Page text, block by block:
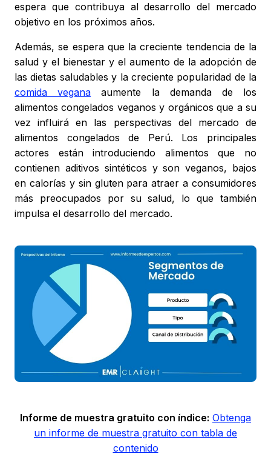
espera que contribuya al desarrollo del mercado
objetivo en los próximos años.
Además, se espera que la creciente tendencia de la
salud y el bienestar y el aumento de la adopción de
las dietas saludables y la creciente popularidad de la
comida vegana aumente la demanda de los
alimentos congelados veganos y orgánicos que a su
vez influirá en las perspectivas del mercado de
alimentos congelados de Perú. Los principales
actores están introduciendo alimentos que no
contienen aditivos sintéticos y son veganos, bajos
en calorías y sin gluten para atraer a consumidores
más preocupados por su salud, lo que también
impulsa el desarrollo del mercado.
Informe de muestra gratuito con índice: Obtenga
un informe de muestra gratuito con tabla de
contenido